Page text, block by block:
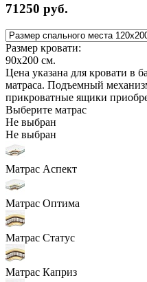
71250 руб.
Размер кровати:
90x200 см.
Цена указана для кровати в
матраса. Подъемный
прикроватные ящики
Выберите матрас
Не выбран
Не выбран
Матрас Аспект
Матрас Оптима
Матрас Статус
Матрас Каприз